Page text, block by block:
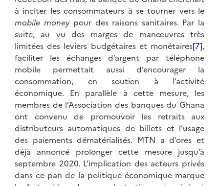
à inciter les consommateurs à se tourner vers le
mobile moneypour des raisons sanitaires. Par la
suite, au vu des marges de manœuvres très
limitées des leviers budgétaires et monétaires[7],
faciliter les échanges d’argent par téléphone
mobile permettait aussi d’encourager la
consommation, en soutien à l’activité
économique. En parallèle à cette mesure, les
membres de l’Association des banques du Ghana
ont convenu de promouvoir les retraits aux
distributeurs automatiques de billets et l’usage
des paiements dématérialisés. MTN a d’ores et
déjà annoncé prolonger cette mesure jusqu’à
septembre 2020. L’implication des acteurs privés
dans ce pan de la politique économique marque